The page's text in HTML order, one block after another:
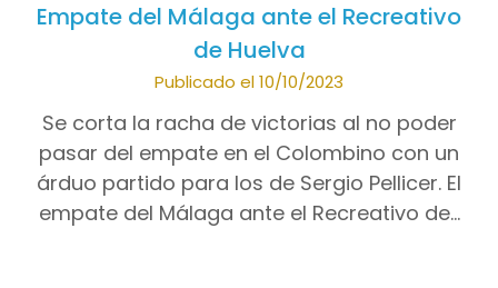
Empate del Málaga ante el Recreativo
de Huelva
Publicado el 10/10/2023
Se corta la racha de victorias al no poder
pasar del empate en el Colombino con un
árduo partido para los de Sergio Pellicer. El
empate del Málaga ante el Recreativo de…